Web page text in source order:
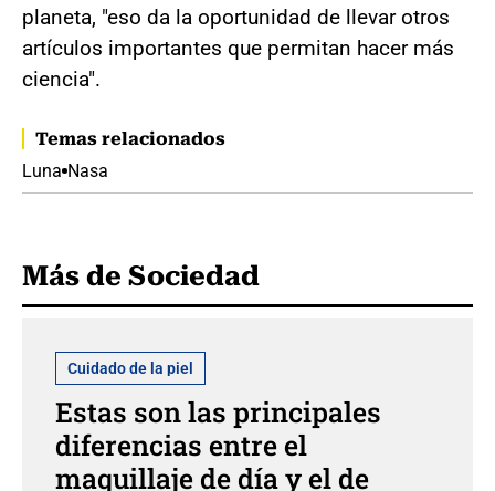
planeta, "eso da la oportunidad de llevar otros
artículos importantes que permitan hacer más
ciencia".
Temas relacionados
Luna Nasa
Más de Sociedad
Cuidado de la piel
Estas son las principales
diferencias entre el
maquillaje de día y el de